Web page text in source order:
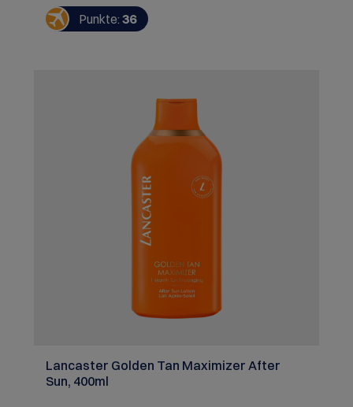
multiaktive Filter ist außerdem mit Vitamin E
ausgestattet, um freie Radikale zu neutralisieren
Abwehrkräfte. Die unwiderstehliche Sanftheit
dieser zartschmelzenden, nach Zitrusfrüchten
duftenden Milch wird zum absoluten
Pflegevergnügen für die Haut, auf das Sie schon
bald nicht mehr verzichten möchten.
Sonnenschutz wird zum Genuss, zum köstlichen
Ritual... Damit Sie die Sonne sorglos genießen
können, sollten Sie Ihren Schutzfaktor kennen!
Wählen Sie den Faktor, der Ihrem Hauttyp
entspricht: SPF 30 für empfindlichere bis sehr
sensible Haut, die bereits leicht vorgebräunt bis
Herstellerinformation: SICOS et Cie,Avenue Henri
Lefebvre BP 189,59544 Caudry,FRWarnhinweise:
Kontakt mit den Augen vermeiden. Vor Hitze und
Flammen schützen.
Punkte: 36
Lancaster Golden Tan Maximizer After
Sun, 400ml